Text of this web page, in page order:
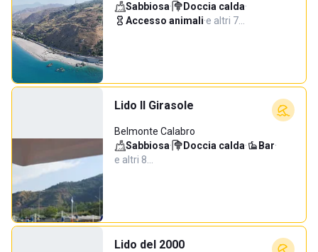
Sabbiosa· Doccia calda·
Accesso animali·e altri 7…
Lido Il Girasole
Belmonte Calabro
Sabbiosa· Doccia calda· Bar·
e altri 8…
Lido del 2000